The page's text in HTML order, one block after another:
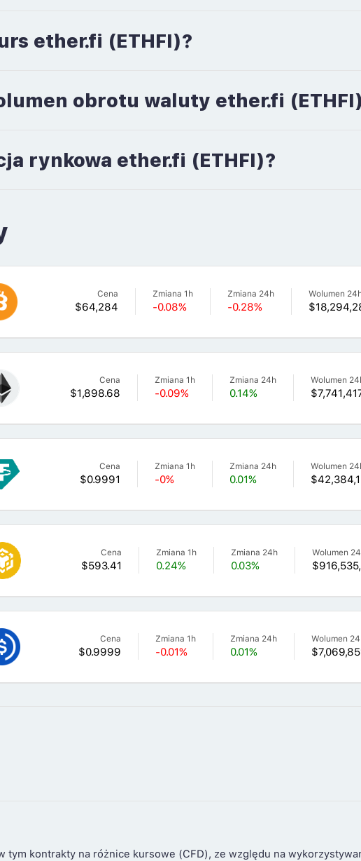
ether.fi (ETHFI)?
obrotu waluty ether.fi
rynkowa ether.fi (ETHFI)?
Cena
$64,284
Zmiana 1h
-0.08%
Zmiana 24h
-0.28%
Wolumen
Cena
$1,898.68
Zmiana 1h
-0.09%
Zmiana 24h
0.14%
Wolumen
Cena
$0.9991
Zmiana 1h
-0%
Zmiana 24h
0.01%
Wolumen
Cena
$593.41
Zmiana 1h
0.24%
Zmiana 24h
0.03%
Wolumen
Cena
$0.9999
Zmiana 1h
-0.01%
Zmiana 24h
0.01%
Wolumen
tym kontrakty na różnice kursowe (CFD), ze względu na